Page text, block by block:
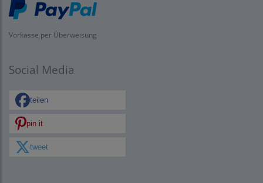
Vorkasse per Überweisung
Social Media
teilen
pin it
tweet